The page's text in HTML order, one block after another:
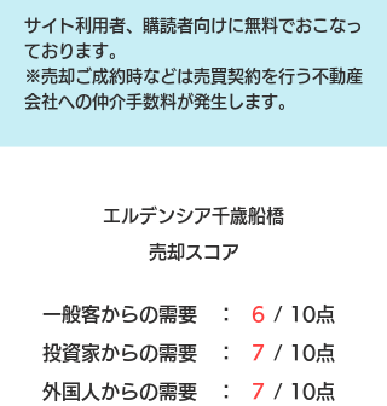
サイト利用者、購読者向けに無料でおこなっ
ております。
​※売却ご成約時などは売買契約を行う不動産
会社への仲介手数料が発生します。
エルデンシア千歳船橋
売却スコア
​一般客からの需要 ： 6 / 10点
​投資家からの需要 ：
7 / 10点
外国人からの需要 ：
7 / 10点